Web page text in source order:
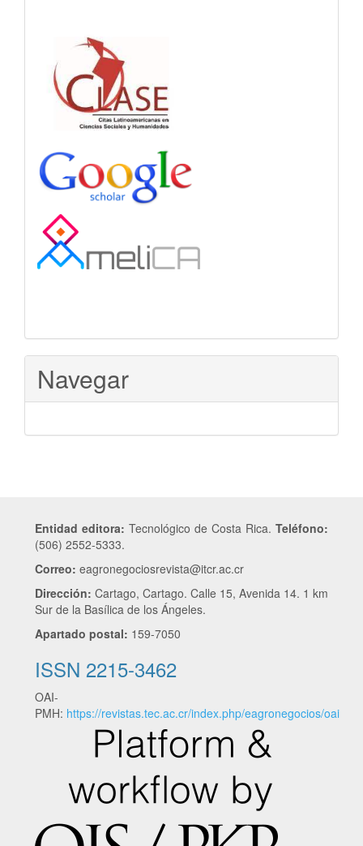
Navegar
Entidad editora: Tecnológico de Costa Rica. Teléfono:
(506) 2552-5333.
Correo: eagronegociosrevista@itcr.ac.cr
Dirección: Cartago, Cartago. Calle 15, Avenida 14. 1 km
Sur de la Basílica de los Ángeles.
Apartado postal: 159-7050
ISSN 2215-3462
OAI-
PMH: https://revistas.tec.ac.cr/index.php/eagronegocios/oai